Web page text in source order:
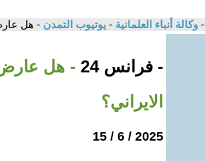
- وكالة أنباء العلمانية - يوتيوب التمدن - هل
- فرانس 24
- هل عارض
الايراني؟
2025 / 6 / 15